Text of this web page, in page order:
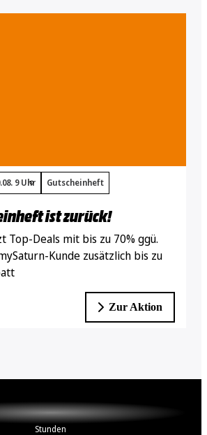
9 Uhr Gutscheinheft
ist zurück!
Top-Deals mit bis zu 70% ggü.
Kunde zusätzlich bis zu
Zur Aktion
XX
Stunden